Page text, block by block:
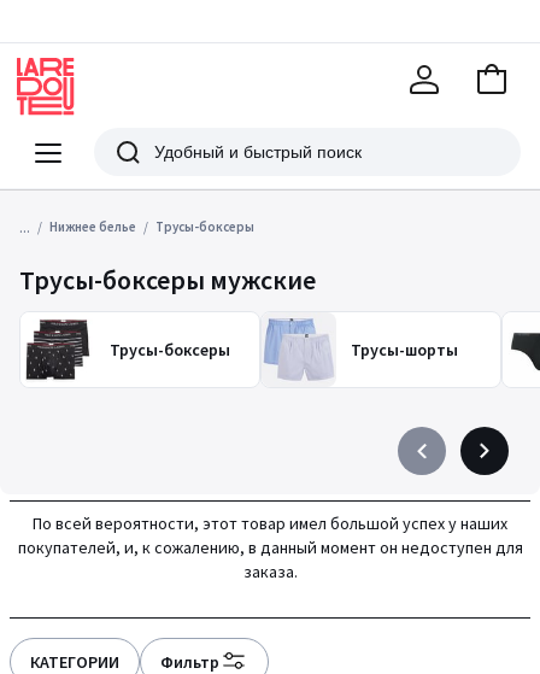
Меню
Redoute
Поиск
В
... Нижнее белье Трусы-боксеры
Трусы-боксеры мужские
Трусы-боксеры Трусы-шорты
Précédent
à
gauche
Suivant
à
droite
По всей вероятности, этот товар имел большой успех у наших
покупателей, и, к сожалению, в данный момент он недоступен для
заказа.
КАТЕГОРИИ Фильтр